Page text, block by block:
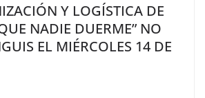
Y LOGÍSTICA DE
NADIE DUERME” NO
EL MIÉRCOLES 14 DE